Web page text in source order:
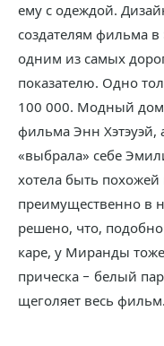
ему с одеждой.
создателям фильма
одним из самых
показателю. Одно
100 000. Модный дом
фильма Энн Хэтэуэй,
«выбрала» себе
хотела быть
преимущественно в
решено, что,
каре, у Миранды
прическа − белый
щеголяет весь фильм.